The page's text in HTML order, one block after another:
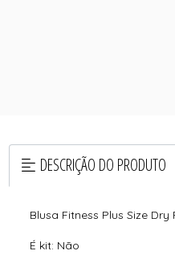
DESCRIÇÃO DO PRODUTO
Blusa Fitness Plus Size
É kit: Não